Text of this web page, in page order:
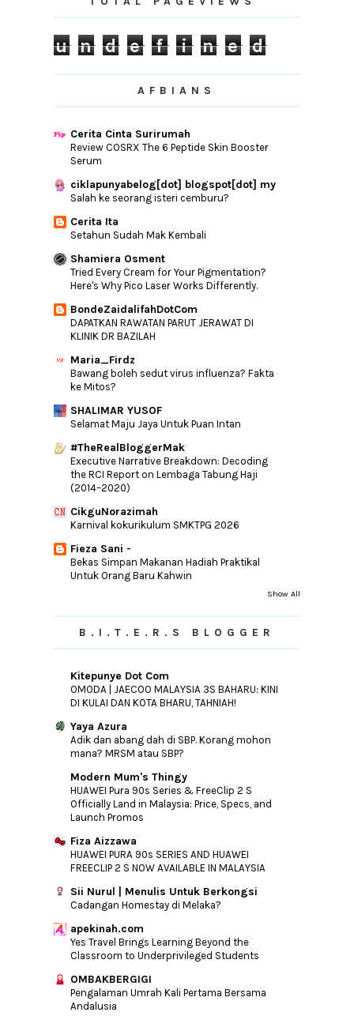
Beza Diet Dan Detoks | Wordless
Nak Block Iklan CPC Rendah Tapi
5 Idea Untuk Rekabentuk Laundry Room
Tahniah Kakak Aisya!
Akaun 1
Cara Mengemaskini Maklumat
Jodohku OST Cinta Tiada Ganti
Serta Nasiha...
Aisy Dah Mula Mengaji Iqra
Cara Mudah Menyimpan Di Tabung Haji
SYAMPU RAMBUT KANAK-KANAK CARRIE
JUNIOR ODOUR BUST...
9 Idea Rekabentuk Dapur Terbuka Di
Halaman Belakang
OST Jangan Benci CintaKu | Sampai Bila
Misha Omar
Cara Tukar Page Orientation Tanpa Affect
Semua Pag...
Doa Kasih Sayang Suami Isteri
Tempat Untuk Simpan Duit Raya Anak-
Anak Yang Mengu...
Holida...
Bukit Indah: An Untapped Real Estate
Investment De...
SHEILA MAJID SERENADES FANS IN
WORLD'S OLDEST RAIN...
San Francisco Coffee Dah Mai Penang
Weiii..
►June (14)
►April(18)
►March(11)
►February
►January(11)
2017(192)
►2016(240)
►2015(346)
► 2014(46)
►2013(154)
► 2012 (76)
►2011(10)
► 2010(44)
u n d e f i n e d
AFBIANS
Cerita Cinta Surirumah
Review COSRX The 6 Peptide Skin Booster
Serum
ciklapunyabelog[dot] blogspot[dot] my
Salah ke seorang isteri cemburu?
Cerita Ita
Setahun Sudah Mak Kembali
Shamiera Osment
Tried Every Cream for Your Pigmentation?
Here's Why Pico Laser Works Differently.
BondeZaidalifahDotCom
DAPATKAN RAWATAN PARUT JERAWAT DI
KLINIK DR BAZILAH
Maria_Firdz
Bawang boleh sedut virus influenza? Fakta
ke Mitos?
SHALIMAR YUSOF
Selamat Maju Jaya Untuk Puan Intan
#TheRealBloggerMak
Executive Narrative Breakdown: Decoding
the RCI Report on Lembaga Tabung Haji
(2014–2020)
CikguNorazimah
Karnival kokurikulum SMKTPG 2026
Fieza Sani -
Bekas Simpan Makanan Hadiah Praktikal
Untuk Orang Baru Kahwin
Show All
B.I.T.E.R.S BLOGGER
Kitepunye Dot Com
OMODA | JAECOO MALAYSIA 3S BAHARU: KINI
DI KULAI DAN KOTA BHARU, TAHNIAH!
Yaya Azura
Adik dan abang dah di SBP. Korang mohon
mana? MRSM atau SBP?
Modern Mum's Thingy
HUAWEI Pura 90s Series & FreeClip 2 S
Officially Land in Malaysia: Price, Specs, and
Launch Promos
Fiza Aizzawa
HUAWEI PURA 90s SERIES AND HUAWEI
FREECLIP 2 S NOW AVAILABLE IN MALAYSIA
Sii Nurul | Menulis Untuk Berkongsi
Cadangan Homestay di Melaka?
apekinah.com
Yes Travel Brings Learning Beyond the
Classroom to Underprivileged Students
OMBAKBERGIGI
Pengalaman Umrah Kali Pertama Bersama
Andalusia